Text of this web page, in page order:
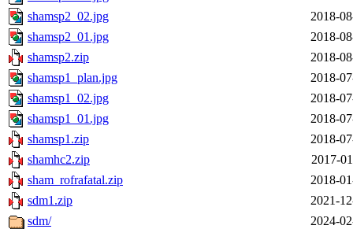
shamsp2_02.jpg
2018-
shamsp2_01.jpg
2018-
shamsp2.zip
2018-
shamsp1_plan.jpg
2018-
shamsp1_02.jpg
2018-
shamsp1_01.jpg
2018-
shamsp1.zip
2018-
shamhc2.zip
2017-
sham_rofrafatal.zip
2018-
sdm1.zip
2021-
sdm/
2024-